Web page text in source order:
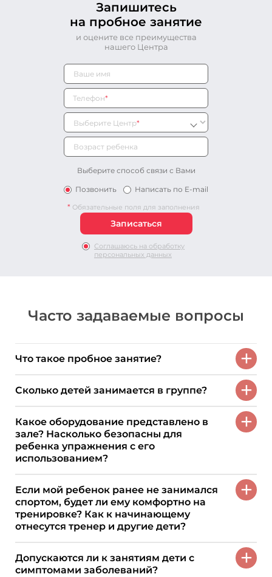
Запишитесь
на пробное занятие
и оцените все преимущества
нашего Центра
Телефон*
Выберите Центр*
Выберите способ связи с Вами
Позвонить
Написать по E-mail
* Обязательные поля для заполнения
Соглашаюсь на обработку
персональных данных
Часто задаваемые вопросы
Что такое пробное занятие? +
Сколько детей занимается в группе? +
Какое оборудование представлено в
зале? Насколько безопасны для
ребенка упражнения с его
использованием?
+
Если мой ребенок ранее не занимался
спортом, будет ли ему комфортно на
тренировке? Как к начинающему
отнесутся тренер и другие дети?
+
Допускаются ли к занятиям дети с
симптомами заболеваний?
+